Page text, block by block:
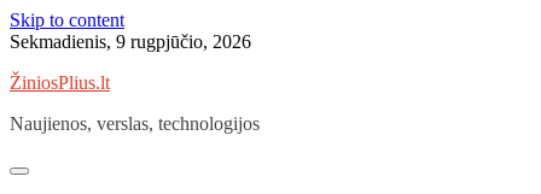
Skip to content
Sekmadienis, 9 rugpjūčio, 2026
ŽiniosPlius.lt
Naujienos, verslas, technologijos